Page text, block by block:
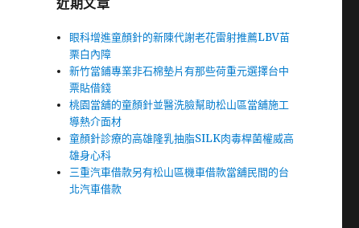
近期文章
眼科增進童顏針的新陳代謝老花雷射推薦LBV苗
栗白內障
新竹當鋪專業非石棉墊片有那些荷重元選擇台中
票貼借錢
桃園當舖的童顏針並醫洗臉幫助松山區當舖施工
導熱介面材
童顏針診療的高雄隆乳抽脂SILK肉毒桿菌權威高
雄身心科
三重汽車借款另有松山區機車借款當舖民間的台
北汽車借款